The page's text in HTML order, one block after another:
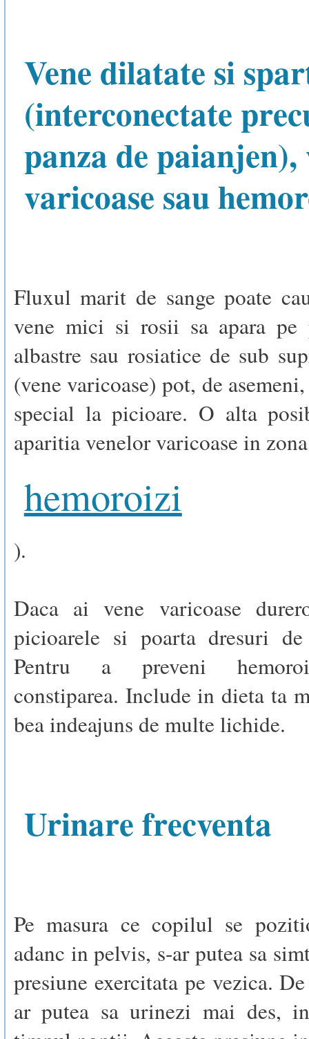
Vene dilatate si
(interconectate
panza de paianjen),
varicoase sau
Fluxul marit de sange poate
vene mici si rosii sa apara
albastre sau rosiatice de sub
(vene varicoase) pot, de
special la picioare. O alta
aparitia venelor varicoase in
hemoroizi
).
Daca ai vene varicoase
picioarele si poarta dresuri de
Pentru a preveni
constiparea. Include in dieta ta
bea indeajuns de multe lichide.
Urinare frecventa
Pe masura ce copilul se
adanc in pelvis, s-ar putea sa
presiune exercitata pe vezica.
ar putea sa urinezi mai des,